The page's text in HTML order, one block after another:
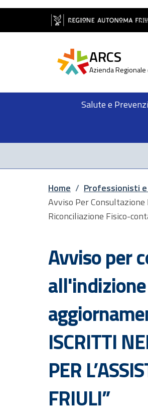
Salta al contenuto principale
Salta al piè di pagina
ARCS
Azienda
Salute e
Briciole di
Home / Professionisti
Avviso Per
Riconciliazione Fisico-
Avviso per
ISCRITTI
PER
FRIULI”